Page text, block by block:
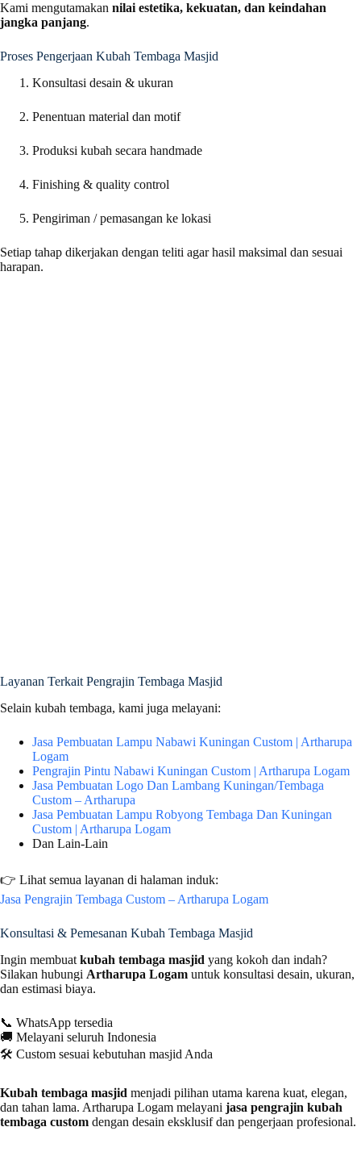
Kami mengutamakan nilai estetika, kekuatan, dan keindahan
jangka panjang.
Proses Pengerjaan Kubah Tembaga Masjid
Konsultasi desain & ukuran
Penentuan material dan motif
Produksi kubah secara handmade
Finishing & quality control
Pengiriman / pemasangan ke lokasi
Setiap tahap dikerjakan dengan teliti agar hasil maksimal dan sesuai
harapan.
Layanan Terkait Pengrajin Tembaga Masjid
Selain kubah tembaga, kami juga melayani:
Jasa Pembuatan Lampu Nabawi Kuningan Custom | Artharupa
Logam
Pengrajin Pintu Nabawi Kuningan Custom | Artharupa Logam
Jasa Pembuatan Logo Dan Lambang Kuningan/Tembaga
Custom – Artharupa
Jasa Pembuatan Lampu Robyong Tembaga Dan Kuningan
Custom | Artharupa Logam
Dan Lain-Lain
👉 Lihat semua layanan di halaman induk:
Jasa Pengrajin Tembaga Custom – Artharupa Logam
Konsultasi & Pemesanan Kubah Tembaga Masjid
Ingin membuat kubah tembaga masjid yang kokoh dan indah?
Silakan hubungi Artharupa Logam untuk konsultasi desain, ukuran,
dan estimasi biaya.
📞 WhatsApp tersedia
🚚 Melayani seluruh Indonesia
🛠️ Custom sesuai kebutuhan masjid Anda
Kubah tembaga masjid menjadi pilihan utama karena kuat, elegan,
dan tahan lama. Artharupa Logam melayani jasa pengrajin kubah
tembaga custom dengan desain eksklusif dan pengerjaan profesional.